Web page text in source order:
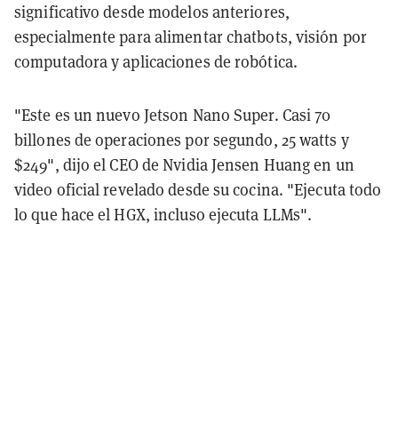
significativo desde modelos anteriores,
especialmente para alimentar chatbots, visión por
computadora y aplicaciones de robótica.
"Este es un nuevo Jetson Nano Super. Casi 70
billones de operaciones por segundo, 25 watts y
$249", dijo el CEO de Nvidia Jensen Huang en un
video oficial revelado desde su cocina. "Ejecuta todo
lo que hace el HGX, incluso ejecuta LLMs".